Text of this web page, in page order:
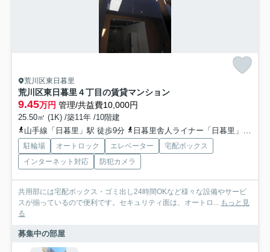
荒川区東日暮里
荒川区東日暮里４丁目の賃貸マンション
9.45万円 管理/共益費10,000円
25.50㎡ (1K) /築11年 /10階建
山手線「日暮里」駅 徒歩9分
日暮里舎人ライナー「日暮里」駅 徒歩9分
駐輪場 オートロック エレベーター
宅配ボックス
インターネット対応
防犯カメラ
共用部には宅配ボックス・ゴミ出し24時間OKなど様々な設備やサービ
スが揃っているので便利です。セキュリティ面は、オートロ... もっと見
る
募集中の部屋